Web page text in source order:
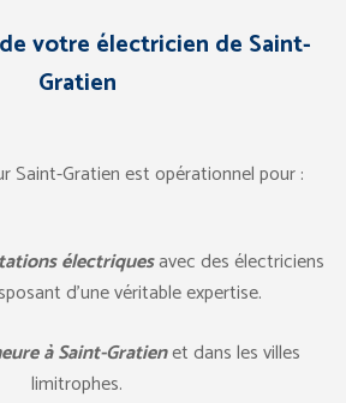
votre électricien de Saint-
Gratien
Saint-Gratien est opérationnel pour :
électriquesavec des électriciens
d’une véritable expertise.
à Saint-Gratienet dans les villes
limitrophes.